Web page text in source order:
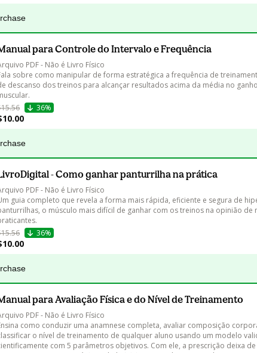
para Controle do Intervalo e Frequência
PDF - Não é Livro Físico
sobre como manipular de forma estratégica a frequência de
descanso dos treinos para alcançar resultados acima da média no
36%
- Como ganhar panturrilha na prática
PDF - Não é Livro Físico
guia completo que revela a forma mais rápida, eficiente e segura de
o músculo mais difícil de ganhar com os treinos na opinião de
36%
para Avaliação Física e do Nível de Treinamento
PDF - Não é Livro Físico
como conduzir uma anamnese completa, avaliar composição
o nível de treinamento de qualquer aluno usando um modelo
com 5 parâmetros objetivos. Com ele, a prescrição deixa